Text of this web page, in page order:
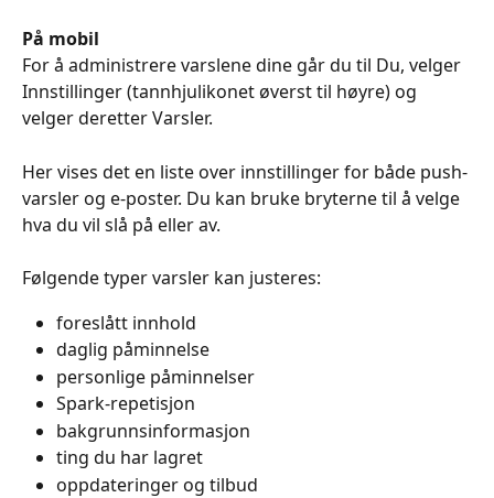
På mobil
For å administrere varslene dine går du til Du, velger
Innstillinger (tannhjulikonet øverst til høyre) og
velger deretter Varsler.
Her vises det en liste over innstillinger for både push-
varsler og e-poster. Du kan bruke bryterne til å velge
hva du vil slå på eller av.
Følgende typer varsler kan justeres:
foreslått innhold
daglig påminnelse
personlige påminnelser
Spark-repetisjon
bakgrunnsinformasjon
ting du har lagret
oppdateringer og tilbud